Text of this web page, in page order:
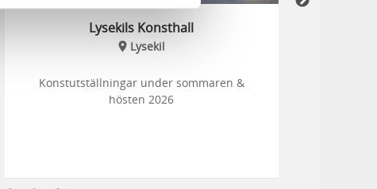
Lysekils Konsthall
Lysekil
Konstutställningar under sommaren &
hösten 2026